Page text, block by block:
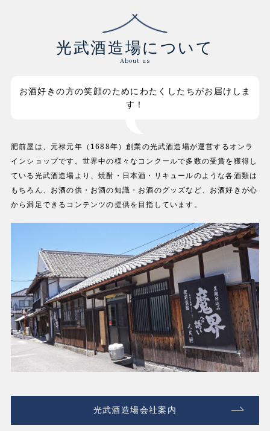
光武酒造場について
About us
お酒好きの方の笑顔のためにわたくしたちがお届けしま
す！
肥前屋は、元禄元年（1688年）創業の光武酒造場が運営するオンラ
インショップです。世界中の様々なコンクールで多数の受賞を獲得し
ている光武酒造場より、焼酎・日本酒・リキュールのような各酒類は
もちろん、お酒の供・お酒の知識・お酒のグッズなど、お酒好きが心
から満足できるコンテンツの提供を目指しています。
光武酒造場会社案内